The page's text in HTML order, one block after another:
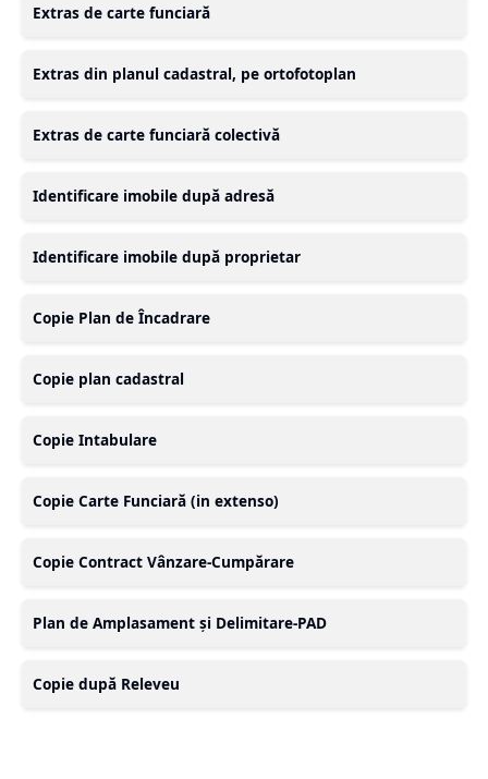
Extras de carte funciară
Extras din planul cadastral, pe ortofotoplan
Extras de carte funciară colectivă
Identificare imobile după adresă
Identificare imobile după proprietar
Copie Plan de Încadrare
Copie plan cadastral
Copie Intabulare
Copie Carte Funciară (in extenso)
Copie Contract Vânzare-Cumpărare
Plan de Amplasament și Delimitare-PAD
Copie după Releveu